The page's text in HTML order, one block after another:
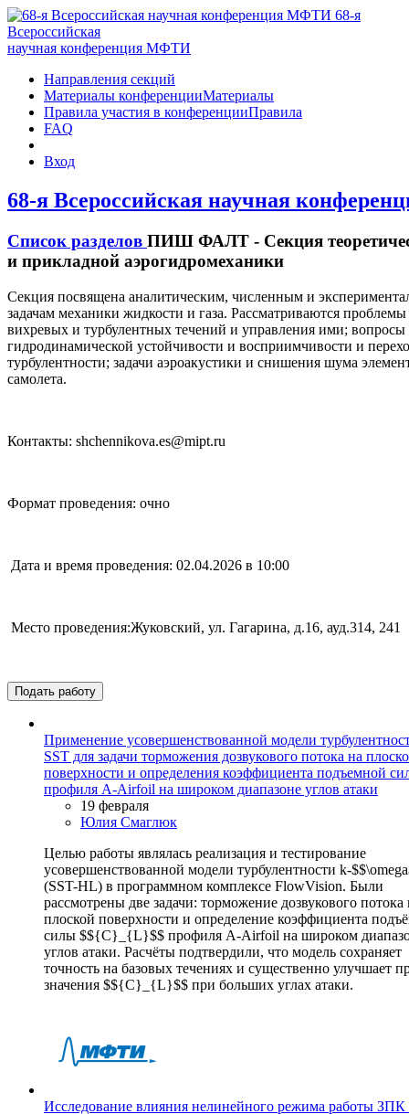
68-я
Всероссийская
научная конференция МФТИ
Направления секций
Материалы конференцииМатериалы
Правила участия в конференцииПравила
FAQ
Вход
68-я Всероссийская научная
Список разделов ПИШ ФАЛТ - Секция
и прикладной аэрогидромеханики
Секция посвящена аналитическим, численным и
задачам механики жидкости и газа. Рассматриваются проблемы
вихревых и турбулентных течений и управления ими; вопросы
гидродинамической устойчивости и восприимчивости и
турбулентности; задачи аэроакустики и снишения шума
самолета.
Контакты: shchennikova.es@mipt.ru
Формат проведения: очно
Дата и время проведения: 02.04.2026 в 10:00
Место проведения:Жуковский, ул. Гагарина, д.16, ауд.314, 241
Подать работу
Применение усовершенствованной модели
SST для задачи торможения дозвукового потока на
поверхности и определения коэффициента подъемной
профиля A-Airfoil на широком диапазоне углов атаки
19 февраля
Юлия Смаглюк
Целью работы являлась реализация и тестирование
усовершенствованной модели турбулентности k-
(SST-HL) в программном комплексе FlowVision. Были
рассмотрены две задачи: торможение дозвукового потока
плоской поверхности и определение коэффициента
силы $${C}_{L}$$ профиля A-Airfoil на широком
углов атаки. Расчёты подтвердили, что модель сохраняет
точность на базовых течениях и существенно улучшает
значения $${C}_{L}$$ при больших углах атаки.
Исследование влияния нелинейного режима работы ЗПК